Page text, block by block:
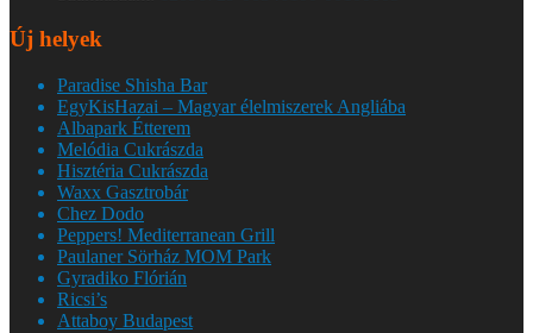
Új helyek
Paradise Shisha Bar
EgyKisHazai – Magyar élelmiszerek Angliába
Albapark Étterem
Melódia Cukrászda
Hisztéria Cukrászda
Waxx Gasztrobár
Chez Dodo
Peppers! Mediterranean Grill
Paulaner Sörház MOM Park
Gyradiko Flórián
Ricsi’s
Attaboy Budapest